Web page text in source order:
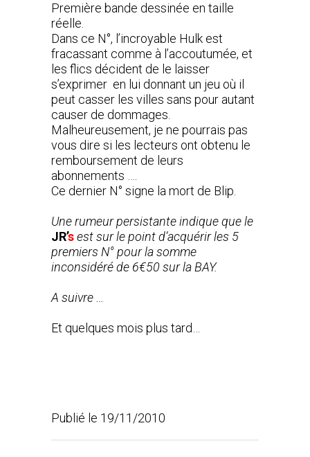
Première bande dessinée en taille
réelle.
Dans ce N°, l’incroyable Hulk est
fracassant comme à l’accoutumée, et
les flics décident de le laisser
s’exprimer en lui donnant un jeu où il
peut casser les villes sans pour autant
causer de dommages.
Malheureusement, je ne pourrais pas
vous dire si les lecteurs ont obtenu le
remboursement de leurs
abonnements ….
Ce dernier N° signe la mort de Blip.
Une rumeur persistante indique que le
JR’sest sur le point d’acquérir les 5
premiers N° pour la somme
inconsidéré de 6€50 sur la BAY.
A suivre …
Et quelques mois plus tard…
Publié le 19/11/2010